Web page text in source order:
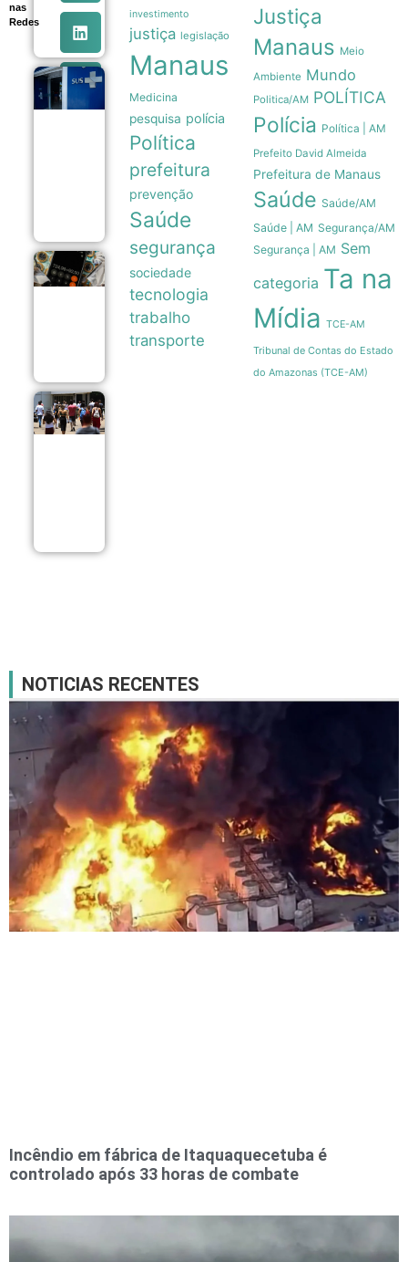
nas
Redes
candidatos
06/08
mostra que
derrubou
em 85% as
por fibrose
SUS
06/08
Endividamento
das famílias
brasileiras
atinge recorde
de 82% em
julho
investimento
justiça legislação
Manaus
Medicina
pesquisa polícia
Política
prefeitura
prevenção
Saúde
segurança
sociedade
tecnologia
trabalho
transporte
Justiça
Manaus Meio
Ambiente Mundo
Politica/AM POLÍTICA
Polícia Política | AM
Prefeito David Almeida
Prefeitura de Manaus
Saúde Saúde/AM
Saúde | AM Segurança/AM
Segurança | AM Sem
categoria Ta na
Mídia TCE-AM
Tribunal de Contas do Estado
do Amazonas (TCE-AM)
NOTICIAS RECENTES
Incêndio em fábrica de Itaquaquecetuba é
controlado após 33 horas de combate